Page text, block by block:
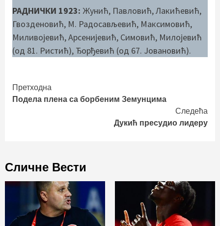
РАДНИЧКИ 1923: Жунић, Павловић, Лакићевић,
Гвозденовић, М. Радосављевић, Максимовић,
Миливојевић, Арсенијевић, Симовић, Милојевић
(од 81. Ристић), Ђорђевић (од 67. Јовановић).
Continue
Reading
Претходна
Подела плена са борбеним Земунцима
Следећа
Дукић пресудио лидеру
Сличне Вести